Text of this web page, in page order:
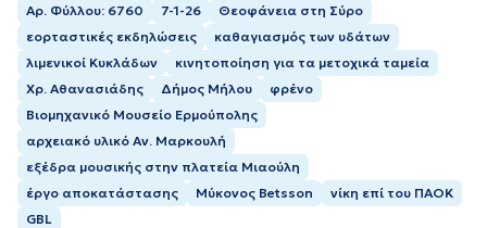
Αρ. Φύλλου: 6760 7-1-26
Θεοφάνεια στη Σύρο
εορταστικές εκδηλώσεις
καθαγιασμός των υδάτων
λιμενικοί Κυκλάδων
κινητοποίηση για τα μετοχικά ταμεία
Χρ. Αθανασιάδης
Δήμος Μήλου
φρένο
Βιομηχανικό Μουσείο Ερμούπολης
αρχειακό υλικό Αν. Μαρκουλή
εξέδρα μουσικής στην πλατεία Μιαούλη
έργο αποκατάστασης
Μύκονος Betsson
νίκη επί του ΠΑΟΚ
GBL